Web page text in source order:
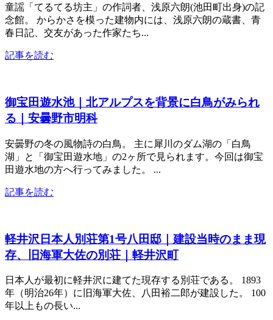
童謡「てるてる坊主」の作詞者、浅原六朗(池田町出身)の記
念館。 からかさを模った建物内には、浅原六朗の蔵書、青
春日記、交友があった作家たち...
記事を読む
御宝田遊水池｜北アルプスを背景に白鳥がみられ
る｜安曇野市明科
安曇野の冬の風物詩の白鳥。 主に犀川のダム湖の「白鳥
湖」と「御宝田遊水地」の2ヶ所で見られます。今回は御宝
田遊水地の方へ行ってみました。 ...
記事を読む
軽井沢日本人別荘第1号八田邸｜建設当時のまま現
存、旧海軍大佐の別荘｜軽井沢町
日本人が最初に軽井沢に建てた現存する別荘である。 1893
年（明治26年）に旧海軍大佐、八田裕二郎が建設した。 100
年以上もの長い...